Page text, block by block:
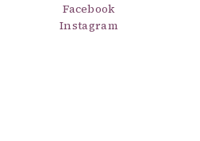
Facebook
Instagram